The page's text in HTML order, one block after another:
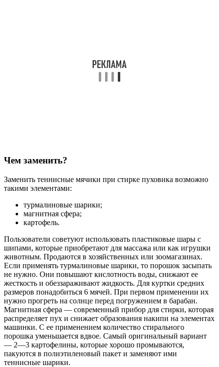
Чем заменить?
Заменить теннисные мячики при стирке пуховика возможно
такими элементами:
турмалиновые шарики;
магнитная сфера;
картофель.
Пользователи советуют использовать пластиковые шары с
шипами, которые приобретают для массажа или как игрушки
животным. Продаются в хозяйственных или зоомагазинах.
Если применять турмалиновые шарики, то порошок засыпать
не нужно. Они повышают кислотность воды, снижают ее
жесткость и обеззараживают жидкость. Для куртки средних
размеров понадобиться 6 мячей. При первом применении их
нужно прогреть на солнце перед погружением в барабан.
Магнитная сфера — современный прибор для стирки, которая
распределяет пух и снижает образования накипи на элементах
машинки. С ее применением количество стирального
порошка уменьшается вдвое. Самый оригинальный вариант
— 2—3 картофелины, которые хорошо промываются,
пакуются в полиэтиленовый пакет и заменяют ими
теннисные шарики.